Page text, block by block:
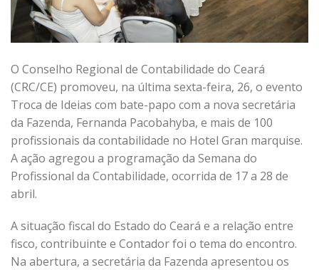
O Conselho Regional de Contabilidade do Ceará
(CRC/CE) promoveu, na última sexta-feira, 26, o evento
Troca de Ideias com bate-papo com a nova secretária
da Fazenda, Fernanda Pacobahyba, e mais de 100
profissionais da contabilidade no Hotel Gran marquise.
A ação agregou a programação da Semana do
Profissional da Contabilidade, ocorrida de 17 a 28 de
abril.
A situação fiscal do Estado do Ceará e a relação entre
fisco, contribuinte e Contador foi o tema do encontro.
Na abertura, a secretária da Fazenda apresentou os